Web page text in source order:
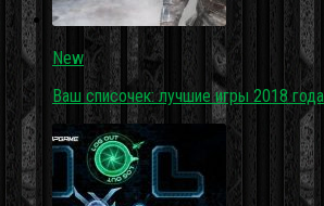
New
Ваш списочек: лучшие игры 2018 года